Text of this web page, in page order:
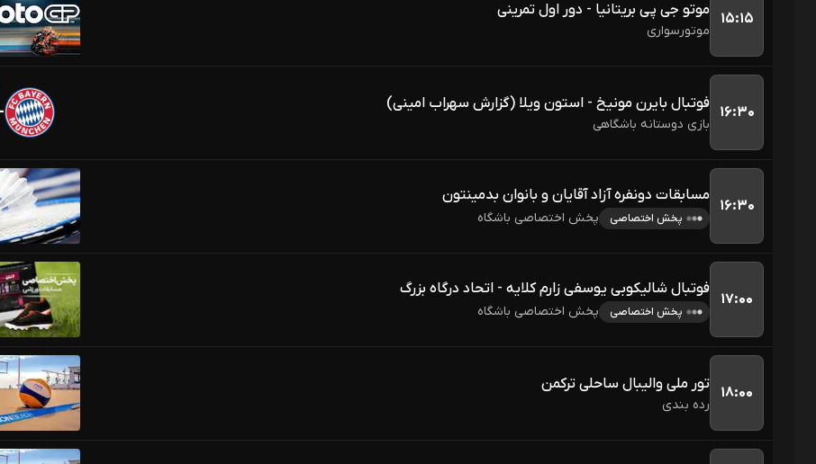
۱۵:۱۵ موتو جی پی بریتانیا - دور اول تمرینی
موتورسواری
۱۶:۳۰ فوتبال بایرن مونیخ - استون ویلا (گزارش سهراب امینی)
بازی دوستانه باشگاهی
۱۶:۳۰
مسابقات دونفره آزاد آقایان و بانوان بدمینتون
پخش اختصاصی پخش اختصاصی باشگاه
۱۷:۰۰
فوتبال شالیکوبی یوسفی زارم کلایه - اتحاد درگاه بزرگ
پخش اختصاصی پخش اختصاصی باشگاه
۱۸:۰۰ تور ملی والیبال ساحلی ترکمن
رده بندی